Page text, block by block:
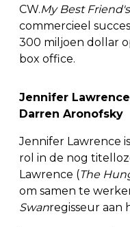
CW.My Best
commercieel
300 miljoen dollar
box office.
Jennifer
Darren Aronofsky
Jennifer Lawrence
rol in de nog
Lawrence (The
om samen te
Swanregisseur aan